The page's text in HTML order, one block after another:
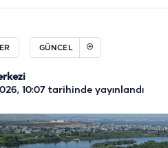
GÜNCEL
10:07 tarihinde yayınlandı